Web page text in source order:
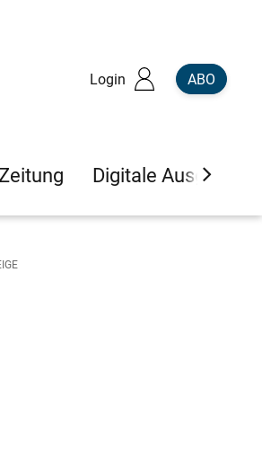
Login ABO
Digitale Ausgaben